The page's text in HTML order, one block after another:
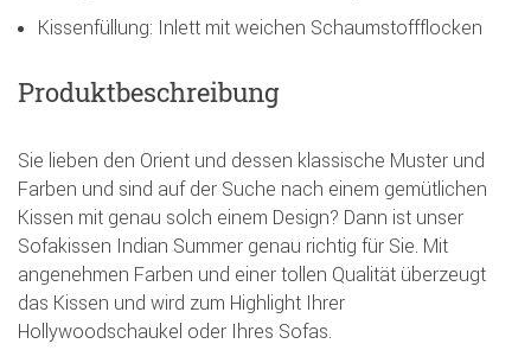
Kissenfüllung: Inlett mit weichen Schaumstoffflocken
Produktbeschreibung
Sie lieben den Orient und dessen klassische Muster und
Farben und sind auf der Suche nach einem gemütlichen
Kissen mit genau solch einem Design? Dann ist unser
Sofakissen Indian Summer genau richtig für Sie. Mit
angenehmen Farben und einer tollen Qualität überzeugt
das Kissen und wird zum Highlight Ihrer
Hollywoodschaukel oder Ihres Sofas.